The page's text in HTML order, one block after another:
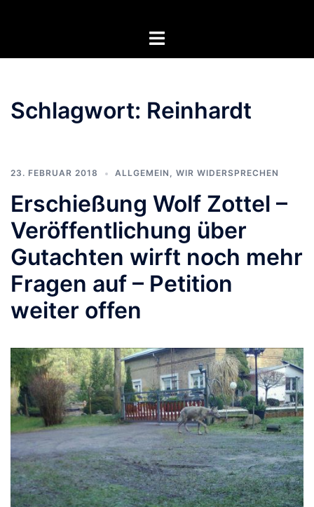
Menü
Schlagwort: Reinhardt
23. FEBRUAR 2018 ALLGEMEIN , WIR WIDERSPRECHEN
Erschießung Wolf Zottel –
Veröffentlichung über
Gutachten wirft noch mehr
Fragen auf – Petition
weiter offen